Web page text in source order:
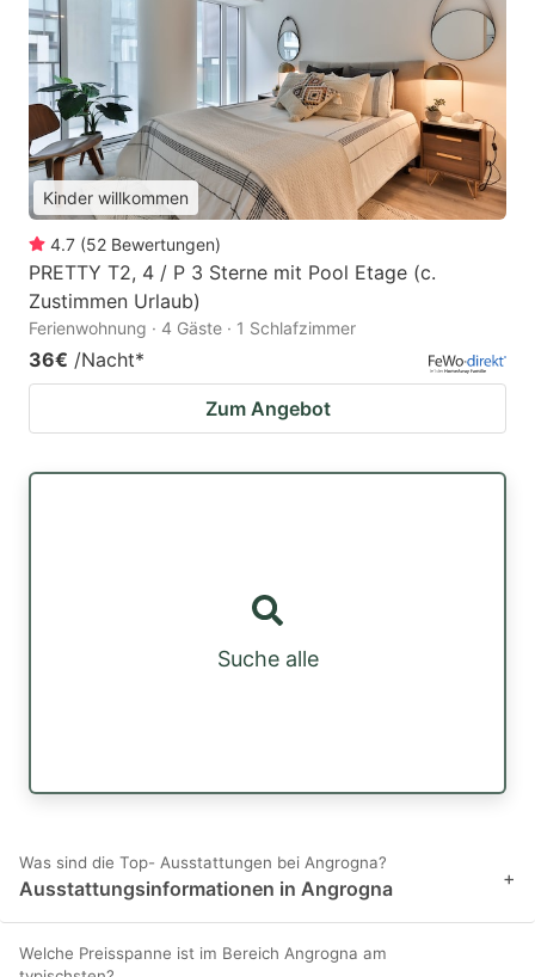
Kinder willkommen
4.7 (52 Bewertungen)
PRETTY T2, 4 / P 3 Sterne mit Pool Etage (c.
Zustimmen Urlaub)
Ferienwohnung · 4 Gäste · 1 Schlafzimmer
36€ /Nacht*
Zum Angebot
Suche alle
Was sind die Top- Ausstattungen bei Angrogna?
Ausstattungsinformationen in Angrogna +
Welche Preisspanne ist im Bereich Angrogna am